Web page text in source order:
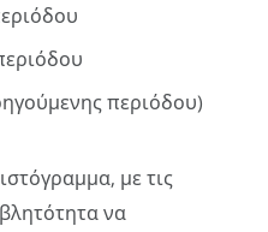
περιόδου)
με τις
να